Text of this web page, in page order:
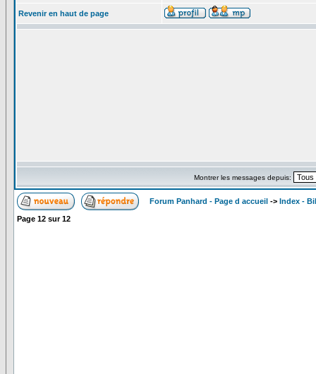
Revenir en haut de page
Montrer les messages depuis:
Forum Panhard - Page d accueil -> Index -
Page 12 sur12